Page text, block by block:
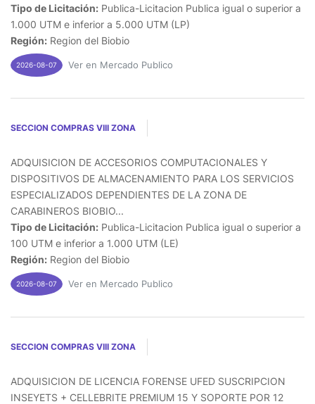
Tipo de Licitación: Publica-Licitacion Publica igual o superior a
1.000 UTM e inferior a 5.000 UTM (LP)
Región: Region del Biobio
2026-08-07 Ver en Mercado Publico
SECCION COMPRAS VIII ZONA
ADQUISICION DE ACCESORIOS COMPUTACIONALES Y
DISPOSITIVOS DE ALMACENAMIENTO PARA LOS SERVICIOS
ESPECIALIZADOS DEPENDIENTES DE LA ZONA DE
CARABINEROS BIOBIO...
Tipo de Licitación: Publica-Licitacion Publica igual o superior a
100 UTM e inferior a 1.000 UTM (LE)
Región: Region del Biobio
2026-08-07 Ver en Mercado Publico
SECCION COMPRAS VIII ZONA
ADQUISICION DE LICENCIA FORENSE UFED SUSCRIPCION
INSEYETS + CELLEBRITE PREMIUM 15 Y SOPORTE POR 12